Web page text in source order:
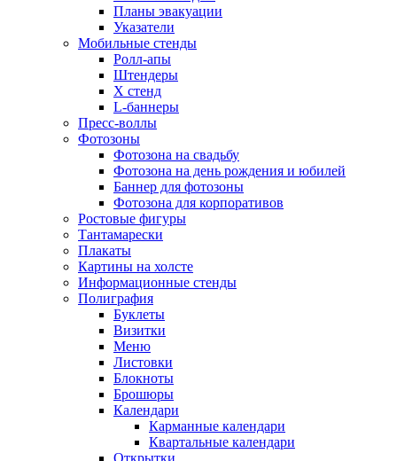
Планы эвакуации
Указатели
Мобильные стенды
Ролл-апы
Штендеры
Х стенд
L-баннеры
Пресс-воллы
Фотозоны
Фотозона на свадьбу
Фотозона на день рождения и юбилей
Баннер для фотозоны
Фотозона для корпоративов
Ростовые фигуры
Тантамарески
Плакаты
Картины на холсте
Информационные стенды
Полиграфия
Буклеты
Визитки
Меню
Листовки
Блокноты
Брошюры
Календари
Карманные календари
Квартальные календари
Открытки